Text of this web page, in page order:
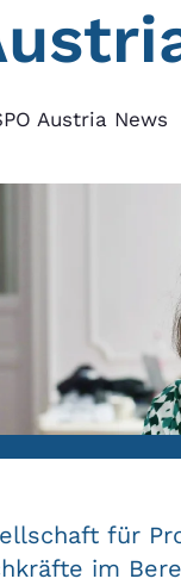
Austria News
für
im